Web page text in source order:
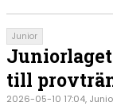
Junior
till
2026-05-10 17:04,